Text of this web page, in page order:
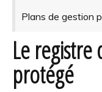
Plans de gestion
Le
protégé